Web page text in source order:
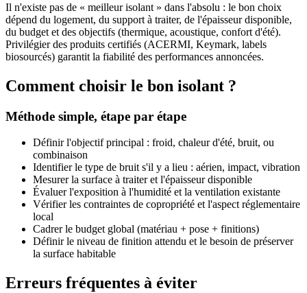
Il n'existe pas de « meilleur isolant » dans l'absolu : le bon choix
dépend du logement, du support à traiter, de l'épaisseur disponible,
du budget et des objectifs (thermique, acoustique, confort d'été).
Privilégier des produits certifiés (ACERMI, Keymark, labels
biosourcés) garantit la fiabilité des performances annoncées.
Comment choisir le bon isolant ?
Méthode simple, étape par étape
Définir l'objectif principal : froid, chaleur d'été, bruit, ou
combinaison
Identifier le type de bruit s'il y a lieu : aérien, impact, vibration
Mesurer la surface à traiter et l'épaisseur disponible
Évaluer l'exposition à l'humidité et la ventilation existante
Vérifier les contraintes de copropriété et l'aspect réglementaire
local
Cadrer le budget global (matériau + pose + finitions)
Définir le niveau de finition attendu et le besoin de préserver
la surface habitable
Erreurs fréquentes à éviter